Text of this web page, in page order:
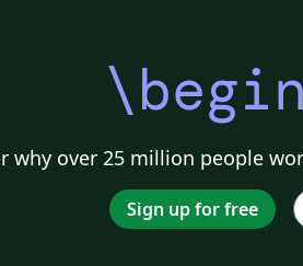
\begin
why over 25 million people
Sign up for free